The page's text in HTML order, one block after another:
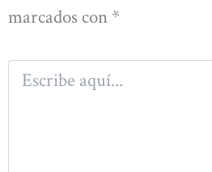
marcados con *
Escribe
aquí...